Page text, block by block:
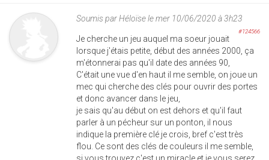
Soumis parHéloïsele mer 10/06/2020 à 3h23
#124566
Je cherche un jeu auquel ma soeur jouait
lorsque j'étais petite, début des années 2000, ça
m'étonnerai pas qu'il date des années 90,
C'était une vue d'en haut il me semble, on joue un
mec qui cherche des clés pour ouvrir des portes
et donc avancer dans le jeu,
je sais qu'au début on est dehors et qu'il faut
parler à un pécheur sur un ponton, il nous
indique la première clé je crois, bref c'est très
flou. Ce sont des clés de couleurs il me semble,